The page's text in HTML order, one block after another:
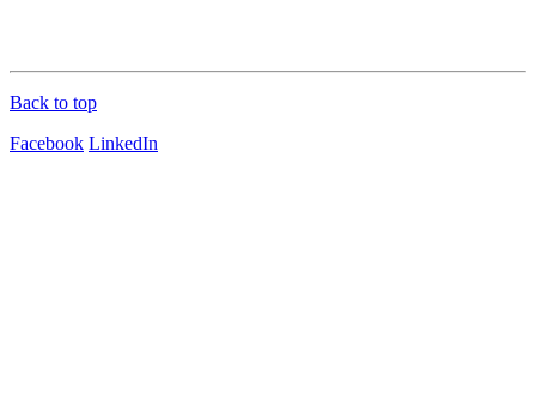
Back to top
Facebook LinkedIn